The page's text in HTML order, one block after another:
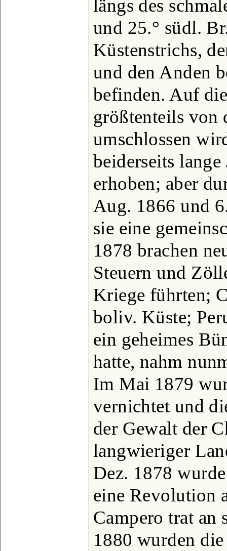
längs des
und 25.° südl.
Küstenstrichs,
und den Anden
befinden. Auf
größtenteils von
umschlossen
beiderseits
erhoben; aber
Aug. 1866 und
sie eine
1878 brachen
Steuern und
Kriege führten;
boliv. Küste;
ein geheimes
hatte, nahm
Im Mai 1879
vernichtet und
der Gewalt der
langwieriger
Dez. 1878
eine Revolution
Campero trat an
1880 wurden